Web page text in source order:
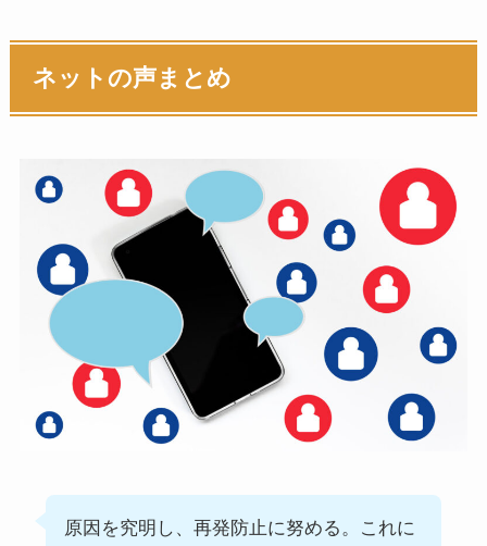
ネットの声まとめ
原因を究明し、再発防止に努める。これに